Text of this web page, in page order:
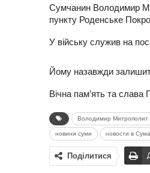
Сумчанин Володимир
пункту Роденське
У війську служив на
Йому назавжди
Вічна пам’ять та слава
Володимир Митрополит
новини суми новости в
Поділитися